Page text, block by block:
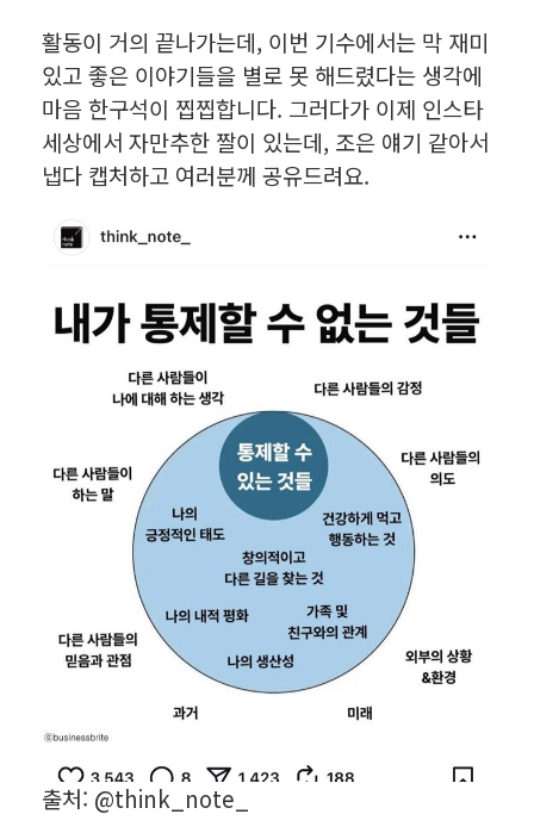
활동이 거의 끝나가는데, 이번 기수에서는 막 재미
있고 좋은 이야기들을 별로 못 해드렸다는 생각에
마음 한구석이 찝찝합니다. 그러다가 이제 인스타
세상에서 자만추한 짤이 있는데, 조은 얘기 같아서
냅다 캡처하고 여러분께 공유드려요.
출처: @think_note_